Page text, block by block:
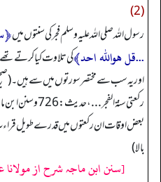
(2)
رسول اللہ صلی اللہ علیہ وسلم فجر کی سنتوں میں
...قل هوالله احد﴾کی تلاوت کیا کرتے
او ر یہ سب سے مختصر سورتوں میں سے ہیں۔
رکعتي سنة الفجر...، حدیث: 726 وسنن ابن ماجه، حدیث: 1150، 1148)
بعض اوقات ان رکعتوں میں قدرے طویل قراءت
بالا)
[سنن ابن ماجہ شرح از